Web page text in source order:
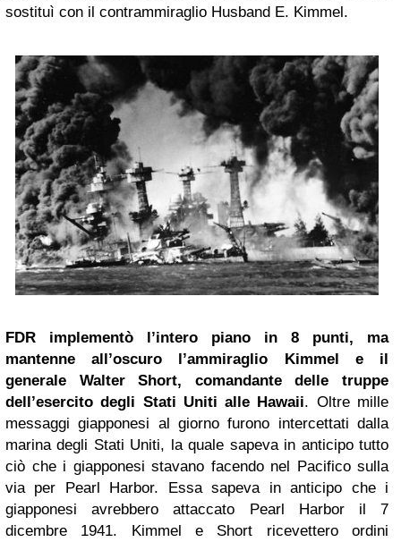
sostituì con il contrammiraglio Husband E. Kimmel.
FDR implementò l’intero piano in 8 punti, ma
mantenne all’oscuro l’ammiraglio Kimmel e il
generale Walter Short, comandante delle truppe
dell’esercito degli Stati Uniti alle Hawaii. Oltre mille
messaggi giapponesi al giorno furono intercettati dalla
marina degli Stati Uniti, la quale sapeva in anticipo tutto
ciò che i giapponesi stavano facendo nel Pacifico sulla
via per Pearl Harbor. Essa sapeva in anticipo che i
giapponesi avrebbero attaccato Pearl Harbor il 7
dicembre 1941. Kimmel e Short ricevettero ordini